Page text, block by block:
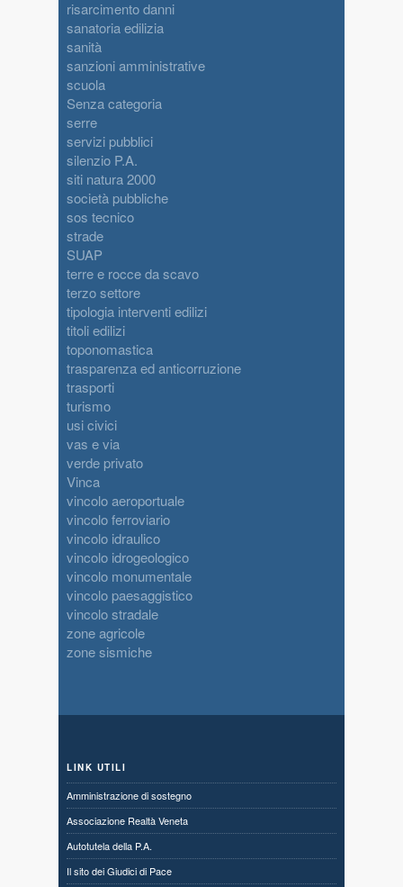
risarcimento danni
sanatoria edilizia
sanità
sanzioni amministrative
scuola
Senza categoria
serre
servizi pubblici
silenzio P.A.
siti natura 2000
società pubbliche
sos tecnico
strade
SUAP
terre e rocce da scavo
terzo settore
tipologia interventi edilizi
titoli edilizi
toponomastica
trasparenza ed anticorruzione
trasporti
turismo
usi civici
vas e via
verde privato
Vinca
vincolo aeroportuale
vincolo ferroviario
vincolo idraulico
vincolo idrogeologico
vincolo monumentale
vincolo paesaggistico
vincolo stradale
zone agricole
zone sismiche
LINK UTILI
Amministrazione di sostegno
Associazione Realtà Veneta
Autotutela della P.A.
Il sito dei Giudici di Pace